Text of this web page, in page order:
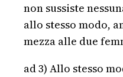
non sussiste
allo stesso modo,
mezza alle due
ad 3) Allo stesso